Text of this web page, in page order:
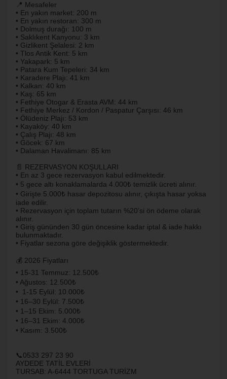
📍 Mesafeler
• En yakın market: 200 m
• En yakın restoran: 300 m
• Dolmuş durağı: 100 m
• Saklıkent Kanyonu: 3 km
• Gizlikent Şelalesi: 2 km
• Tlos Antik Kent: 5 km
• Yakapark: 5 km
• Patara Kum Tepeleri: 34 km
• Karadere Plajı: 41 km
• Kalkan: 40 km
• Kaş: 65 km
• Fethiye Otogar & Erasta AVM: 44 km
• Fethiye Merkez / Kordon / Paspatur Çarşısı: 46 km
• Ölüdeniz Plajı: 53 km
• Kayaköy: 40 km
• Çalış Plajı: 48 km
• Göcek: 67 km
• Dalaman Havalimanı: 85 km
📄 REZERVASYON KOŞULLARI
• En az 3 gece rezervasyon kabul edilmektedir.
• 5 gece altı konaklamalarda 4.000₺ temizlik ücreti alınır.
• Girişte 5.000₺ hasar depozitosu alınır, çıkışta hasar yoksa
iade edilir.
• Rezervasyon için toplam tutarın %20’si ön ödeme olarak
alınır.
• Giriş gününden 30 gün öncesine kadar iptal & iade hakkı
bulunmaktadır.
• Fiyatlar sezona göre değişiklik göstermektedir.
💰 2026 Fiyatları
• 15-31 Temmuz: 12.500₺
• Ağustos: 12.500₺
• 1-15 Eylül: 10.000₺
• 16–30 Eylül: 7.500₺
• 1–15 Ekim: 5.000₺
• 16–31 Ekim: 4.000₺
• Kasım: 3.500₺
📞0533 297 23 90
AYDEDE TATİL EVLERİ
TURSAB: A-6444 TORTUGA TURİZM